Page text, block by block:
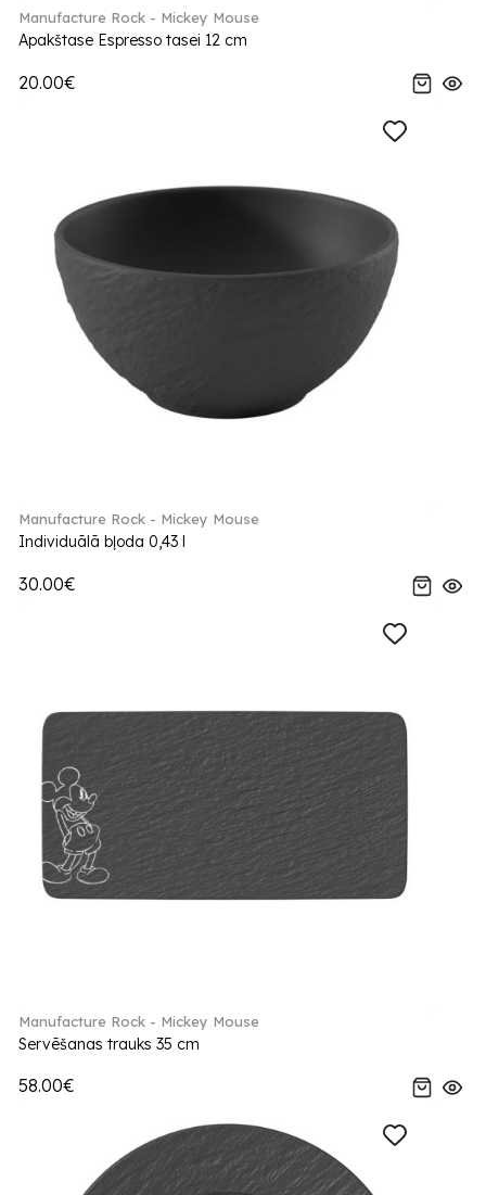
Manufacture Rock - Mickey Mouse
Apakštase Espresso tasei 12 cm
20.00€
Manufacture Rock - Mickey Mouse
Individuālā bļoda 0,43 l
30.00€
Manufacture Rock - Mickey Mouse
Servēšanas trauks 35 cm
58.00€